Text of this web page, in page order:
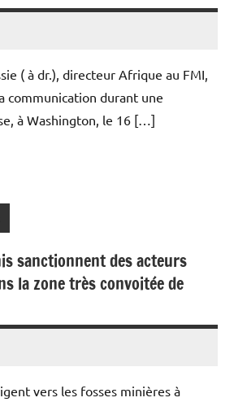
( à dr.), directeur Afrique au FMI,
communication durant une
à Washington, le 16 […]
sanctionnent des acteurs
la zone très convoitée de
vers les fosses minières à